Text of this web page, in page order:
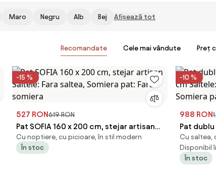
Afișează tot
Maro Negru Alb Bej
Recomandate Cele mai vândute Preț
-15 %
527 RON619 RON
Pat SOFIA 160 x 200 cm, stejar artisan
Saltele: Fara saltea, Somiera pat: Fara
somiera
Cu noptiere, cu picioare, în stil modern
În stoc
-10 %
988 RON
Pat
cm
Somiera
Cu saltea,
Disponibil
În stoc